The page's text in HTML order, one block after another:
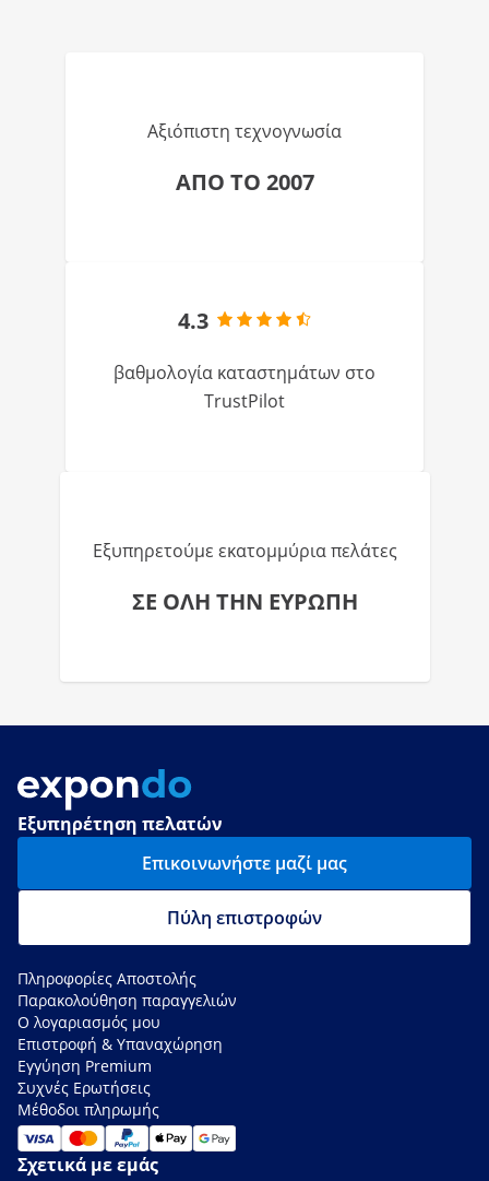
Αξιόπιστη τεχνογνωσία
ΑΠΟ ΤΟ 2007
4.3
βαθμολογία καταστημάτων στο
TrustPilot
Εξυπηρετούμε εκατομμύρια πελάτες
ΣΕ ΟΛΗ ΤΗΝ ΕΥΡΩΠΗ
Εξυπηρέτηση πελατών
Επικοινωνήστε μαζί μας
Πύλη επιστροφών
Πληροφορίες Αποστολής
Παρακολούθηση παραγγελιών
Ο λογαριασμός μου
Επιστροφή & Υπαναχώρηση
Εγγύηση Premium
Συχνές Ερωτήσεις
Μέθοδοι πληρωμής
Σχετικά με εμάς